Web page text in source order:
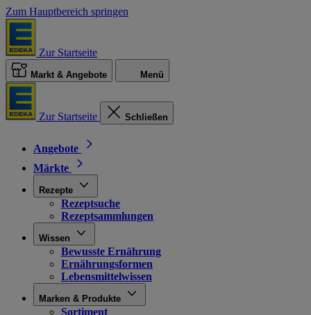
Zum Hauptbereich springen
Zur Startseite
Markt & Angebote Menü
Zur Startseite Schließen
Angebote
Märkte
Rezepte
Rezeptsuche
Rezeptsammlungen
Wissen
Bewusste Ernährung
Ernährungsformen
Lebensmittelwissen
Marken & Produkte
Sortiment